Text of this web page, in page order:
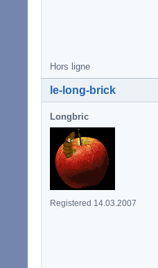
Hors ligne
le-long-brick
Longbric
Registered 14.03.2007